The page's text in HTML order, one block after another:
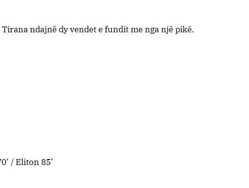
ndajnë dy vendet e fundit me nga një pikë.
/ Eliton 85’